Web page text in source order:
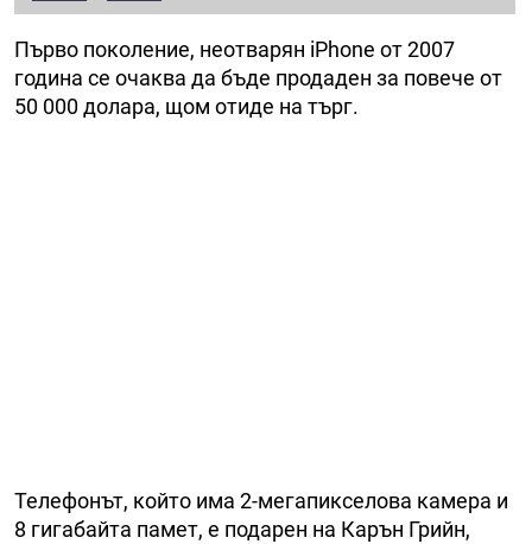
Първо поколение, неотварян iPhone от 2007
година се очаква да бъде продаден за повече от
50 000 долара, щом отиде на търг.
Телефонът, който има 2-мегапикселова камера и
8 гигабайта памет, е подарен на Карън Грийн,